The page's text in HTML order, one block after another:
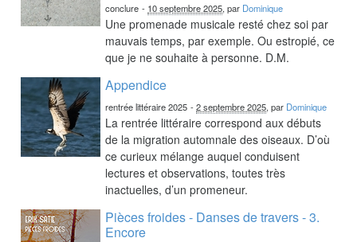
conclure - 10 septembre 2025, par Dominique
Une promenade musicale resté chez soi par
mauvais temps, par exemple. Ou estropié, ce
que je ne souhaite à personne. D.M.
Appendice
rentrée littéraire 2025 -2 septembre 2025, par Dominique
La rentrée littéraire correspond aux débuts
de la migration automnale des oiseaux. D’où
ce curieux mélange auquel conduisent
lectures et observations, toutes très
inactuelles, d’un promeneur.
Pièces froides - Danses de travers - 3.
Encore